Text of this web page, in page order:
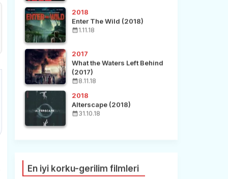
2018
Enter The Wild (2018)
1.11.18
2017
What the Waters Left Behind
(2017)
8.11.18
2018
Alterscape (2018)
31.10.18
En iyi korku-gerilim filmleri